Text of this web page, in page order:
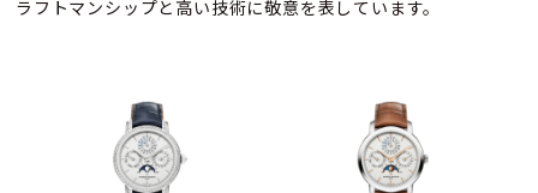
ラフトマンシップと高い技術に敬意を表しています。